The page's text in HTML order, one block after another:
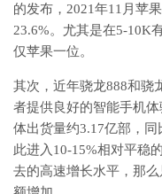
的发布，2021年11月苹
23.6%。尤其是在5-10K
仅苹果一位。
其次，近年骁龙888和骁
者提供良好的智能手机
体出货量约3.17亿部，
此进入10-15%相对平稳
去的高速增长水平，那